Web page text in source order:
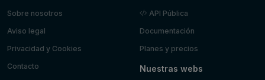
Sobre nosotros
Aviso legal
Privacidad y Cookies
Contacto
API Pública
Documentación
Planes y precios
Nuestras webs